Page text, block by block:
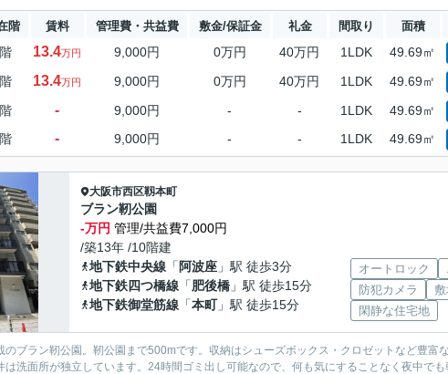
階 賃料 管理費・共益費 敷金/保証金 礼金 間取り 面積
13.4万円 9,000円 0万円 40万円 1LDK 49.69㎡
13.4万円 9,000円 0万円 40万円 1LDK 49.69㎡
- 9,000円 - - 1LDK 49.69㎡
- 9,000円 - - 1LDK 49.69㎡
大阪市西区靱本町
ブラン靭公園
-万円 管理/共益費7,000円
/築13年 /10階建
地下鉄中央線 「 阿波座 」駅 徒歩3分
地下鉄四つ橋線 「肥後橋 」駅 徒歩15分
地下鉄御堂筋線 「本町」駅 徒歩15分
オートロック
防犯カメラ
閑静な住宅地
のブラン靭公園。靭公園まで500mです。収納はシューズボックス・クロゼットなど豊富
は洗面所が独立しています。24時間ゴミ出し可能なので、何も気にすることなく夜中で